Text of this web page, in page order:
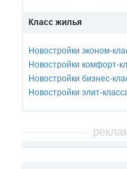
Класс жилья
Новостройки эконом-
Новостройки комфорт-
Новостройки бизнес-
Новостройки элит-